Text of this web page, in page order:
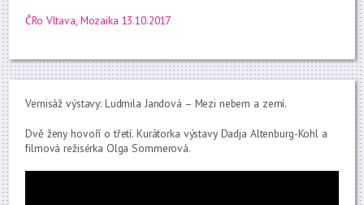
ČRo Vltava, Mozaika 13.10.2017
Vernisáž výstavy: Ludmila Jandová – Mezi nebem a zemí.
Dvě ženy hovoří o třetí. Kurátorka výstavy Dadja Altenburg-Kohl a
filmová režisérka Olga Sommerová.